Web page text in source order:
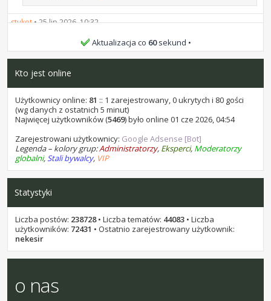
stukot•25 lip 2026, 10:32
kominekl, życzę Ci wszystkiego najlepszego.
stukot•18 cze 2026, 14:22
Kaen1227, życzę Ci wszystkiego najlepszego.
Przez około 10 godzin, jest za darmo w promocji: AI Photo
Stamp Remover 18. Na sharewareonsale
stukot•01 cze 2026, 10:40
leon1956, życzę Ci wszystkiego najlepszego.
stukot•31 maja 2026, 13:44
Aktualizacja co 60sekund
Kto jest online
Użytkownicy online: 81 :: 1 zarejestrowany, 0 ukrytych i 80 gości
(wg danych z ostatnich 5 minut)
Najwięcej użytkowników (5469) było online 01 cze 2026, 04:54
Zarejestrowani użytkownicy: Google Adsense [Bot]
Legenda – kolory grup:Administratorzy, Eksperci, Moderatorzy
globalni,Stali bywalcy, VIP
Statystyki
Liczba postów: 238728• Liczba tematów: 44083 • Liczba
użytkowników: 72431 • Ostatnio zarejestrowany użytkownik:
nekesir
o nas